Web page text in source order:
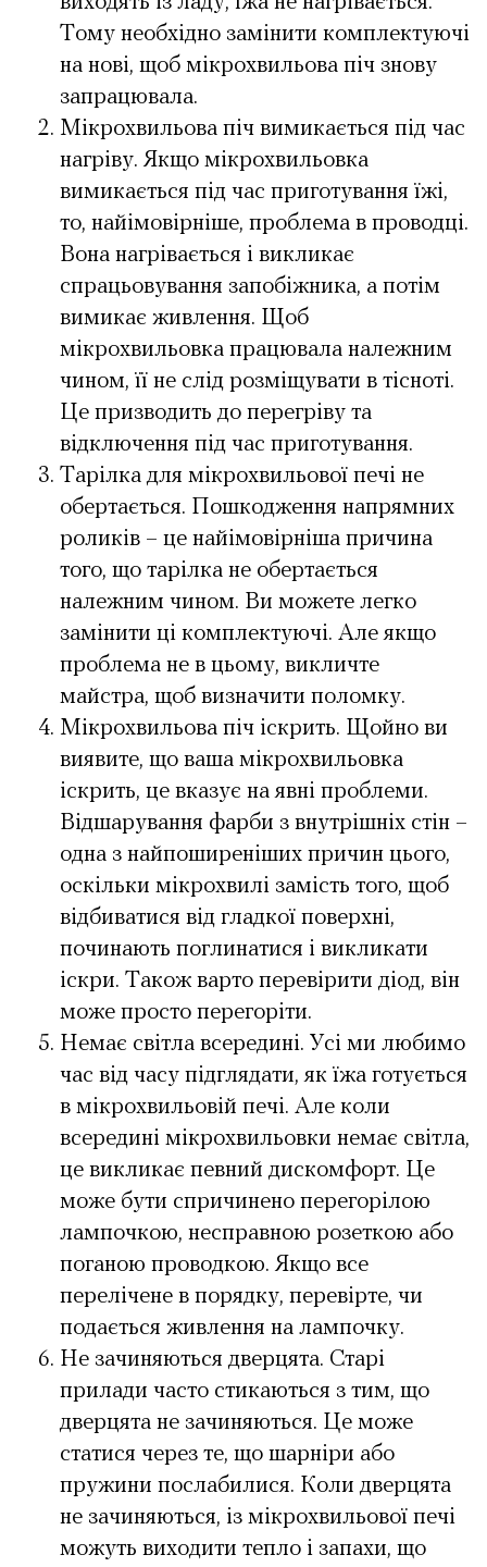
Тому необхідно замінити комплектуючі
на нові, щоб мікрохвильова піч знову
запрацювала.
Мікрохвильова піч вимикається під час
нагріву. Якщо мікрохвильовка
вимикається під час приготування їжі,
то, найімовірніше, проблема в проводці.
Вона нагрівається і викликає
спрацьовування запобіжника, а потім
вимикає живлення. Щоб
мікрохвильовка працювала належним
чином, її не слід розміщувати в тісноті.
Це призводить до перегріву та
відключення під час приготування.
Тарілка для мікрохвильової печі не
обертається. Пошкодження напрямних
роликів – це найімовірніша причина
того, що тарілка не обертається
належним чином. Ви можете легко
замінити ці комплектуючі. Але якщо
проблема не в цьому, викличте
майстра, щоб визначити поломку.
Мікрохвильова піч іскрить. Щойно ви
виявите, що ваша мікрохвильовка
іскрить, це вказує на явні проблеми.
Відшарування фарби з внутрішніх стін –
одна з найпоширеніших причин цього,
оскільки мікрохвилі замість того, щоб
відбиватися від гладкої поверхні,
починають поглинатися і викликати
іскри. Також варто перевірити діод, він
може просто перегоріти.
Немає світла всередині. Усі ми любимо
час від часу підглядати, як їжа готується
в мікрохвильовій печі. Але коли
всередині мікрохвильовки немає світла,
це викликає певний дискомфорт. Це
може бути спричинено перегорілою
лампочкою, несправною розеткою або
поганою проводкою. Якщо все
перелічене в порядку, перевірте, чи
подається живлення на лампочку.
Не зачиняються дверцята. Старі
прилади часто стикаються з тим, що
дверцята не зачиняються. Це може
статися через те, що шарніри або
пружини послабилися. Коли дверцята
не зачиняються, із мікрохвильової печі
можуть виходити тепло і запахи, що